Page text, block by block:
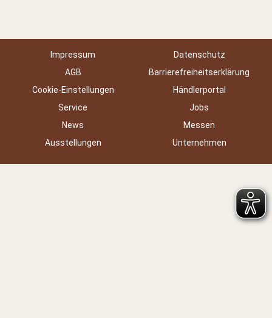
Impressum
Datenschutz
AGB
Barrierefreiheitserklärung
Cookie-Einstellungen
Händlerportal
Service
Jobs
News
Messen
Ausstellungen
Unternehmen